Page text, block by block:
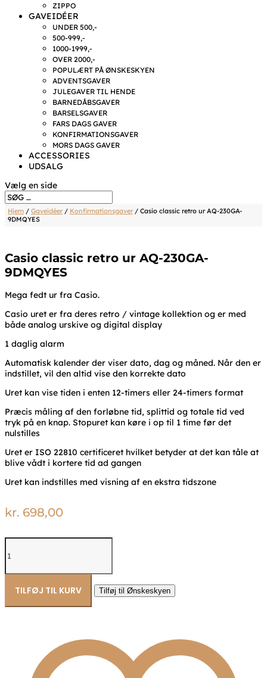
ZIPPO
GAVEIDÉER
UNDER 500,-
500-999,-
1000-1999,-
OVER 2000,-
POPULÆRT PÅ ØNSKESKYEN
ADVENTSGAVER
JULEGAVER TIL HENDE
BARNEDÅBSGAVER
BARSELSGAVER
FARS DAGS GAVER
KONFIRMATIONSGAVER
MORS DAGS GAVER
ACCESSORIES
UDSALG
Vælg en side
Hjem / Gaveidéer/ Konfirmationsgaver/ Casio classic retro ur AQ-230GA-
9DMQYES
Casio classic retro ur AQ-230GA-
9DMQYES
Mega fedt ur fra Casio.
Casio uret er fra deres retro / vintage kollektion og er med
både analog urskive og digital display
1 daglig alarm
Automatisk kalender der viser dato, dag og måned. Når den er
indstillet, vil den altid vise den korrekte dato
Uret kan vise tiden i enten 12-timers eller 24-timers format
Præcis måling af den forløbne tid, splittid og totale tid ved
tryk på en knap. Stopuret kan køre i op til 1 time før det
nulstilles
Uret er ISO 22810 certificeret hvilket betyder at det kan tåle at
blive vådt i kortere tid ad gangen
Uret kan indstilles med visning af en ekstra tidszone
kr. 698,00
classic
ur
AQ-
230GA-
9DMQYES
TILFØJ TIL KURV Tilføj til Ønskeskyen